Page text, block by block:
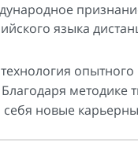
языка
Благодаря
себя новые